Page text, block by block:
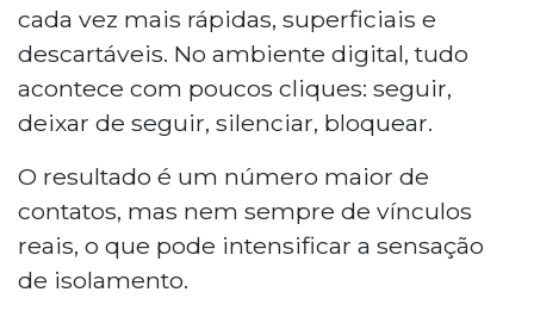
cada vez mais rápidas, superficiais e
descartáveis. No ambiente digital, tudo
acontece com poucos cliques: seguir,
deixar de seguir, silenciar, bloquear.
O resultado é um número maior de
contatos, mas nem sempre de vínculos
reais, o que pode intensificar a sensação
de isolamento.